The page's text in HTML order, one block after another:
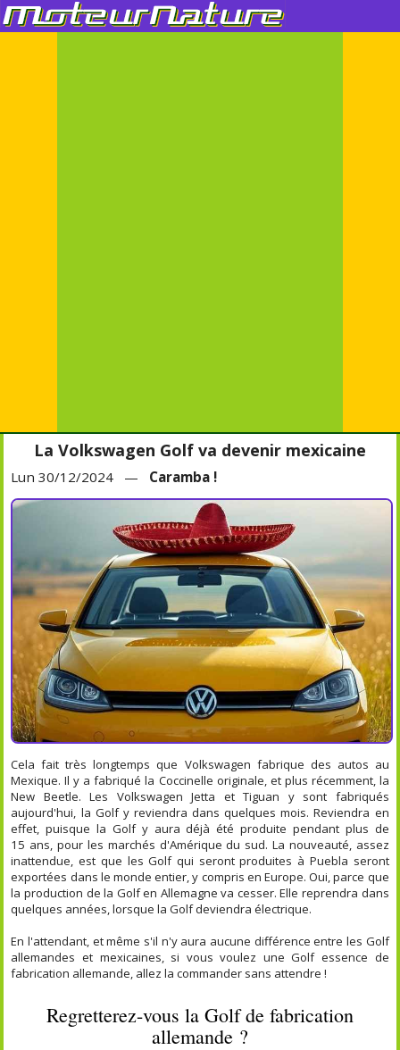
La Volkswagen Golf va devenir mexicaine
Lun 30/12/2024 — Caramba !
Cela fait très longtemps que Volkswagen fabrique des autos au
Mexique. Il y a fabriqué la Coccinelle originale, et plus récemment, la
New Beetle. Les Volkswagen Jetta et Tiguan y sont fabriqués
aujourd'hui, la Golf y reviendra dans quelques mois. Reviendra en
effet, puisque la Golf y aura déjà été produite pendant plus de
15 ans, pour les marchés d'Amérique du sud. La nouveauté, assez
inattendue, est que les Golf qui seront produites à Puebla seront
exportées dans le monde entier, y compris en Europe. Oui, parce que
la production de la Golf en Allemagne va cesser. Elle reprendra dans
quelques années, lorsque la Golf deviendra électrique.
En l'attendant, et même s'il n'y aura aucune différence entre les Golf
allemandes et mexicaines, si vous voulez une Golf essence de
fabrication allemande, allez la commander sans attendre !
Regretterez-vous la Golf de fabrication
allemande ?